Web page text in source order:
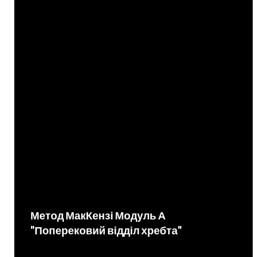
Метод МакКензі Модуль А
"Поперековий відділ хребта"